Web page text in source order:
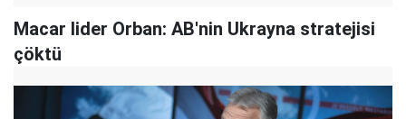
Macar lider Orban: AB'nin Ukrayna stratejisi
çöktü